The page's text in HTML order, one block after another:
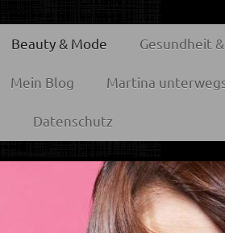
Beauty & Mode Gesundheit
Mein Blog Martina
Datenschutz